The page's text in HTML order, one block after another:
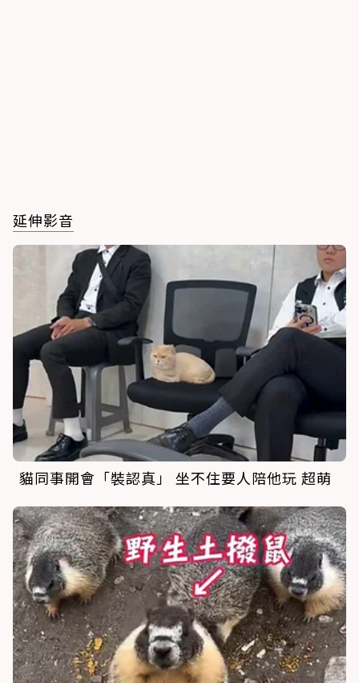
延伸影音
貓同事開會「裝認真」 坐不住要人陪他玩 超萌